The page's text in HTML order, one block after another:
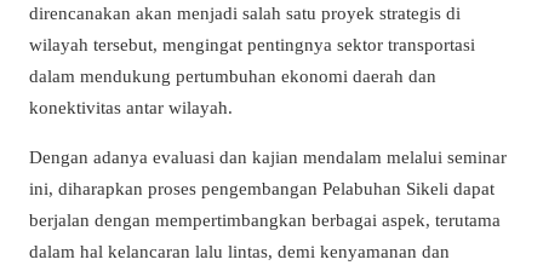
direncanakan akan menjadi salah satu proyek strategis di
wilayah tersebut, mengingat pentingnya sektor transportasi
dalam mendukung pertumbuhan ekonomi daerah dan
konektivitas antar wilayah.
Dengan adanya evaluasi dan kajian mendalam melalui seminar
ini, diharapkan proses pengembangan Pelabuhan Sikeli dapat
berjalan dengan mempertimbangkan berbagai aspek, terutama
dalam hal kelancaran lalu lintas, demi kenyamanan dan